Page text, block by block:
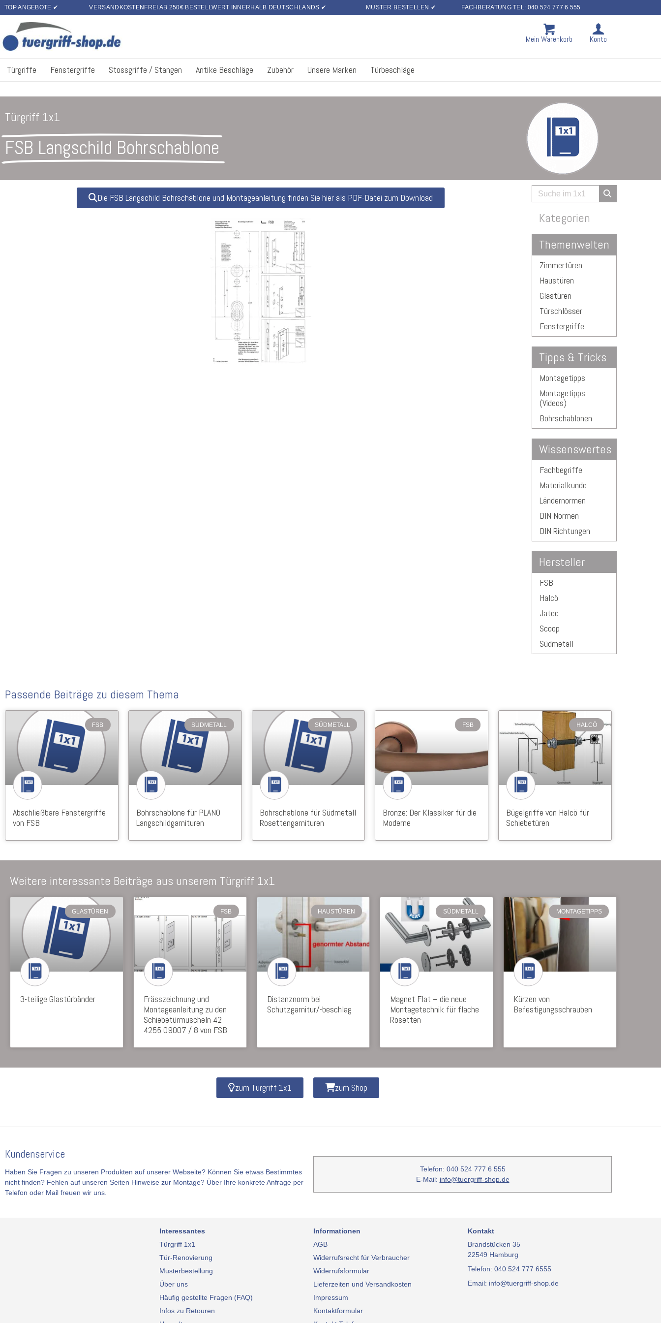
TOP ANGEBOTE ✔ VERSANDKOSTENFREI AB 250€ BESTELLWERT INNERHALB DEUTSCHLANDS ✔ MUSTER BESTELLEN ✔ FACHBERATUNG TEL: 040 524 777 6 555
Mein Warenkorb Konto
Türgriffe Fenstergriffe Stossgriffe / Stangen Antike Beschläge Zubehör Unsere Marken Türbeschläge
Türgriff 1x1
FSB Langschild Bohrschablone
Die FSB Langschild Bohrschablone und Montageanleitung finden Sie hier als PDF-Datei zum Download
Kategorien
Themenwelten
Zimmertüren
Haustüren
Glastüren
Türschlösser
Fenstergriffe
Tipps & Tricks
Montagetipps
Montagetipps
(Videos)
Bohrschablonen
Wissenswertes
Fachbegriffe
Materialkunde
Ländernormen
DIN Normen
DIN Richtungen
Hersteller
FSB
Halcö
Jatec
Scoop
Südmetall
Passende Beiträge zu diesem Thema
FSB
Abschließbare Fenstergriffe
von FSB
SÜDMETALL
Bohrschablone für PLANO
Langschildgarnituren
SÜDMETALL
Bohrschablone für Südmetall
Rosettengarnituren
FSB
Bronze: Der Klassiker für die
Moderne
HALCÖ
Bügelgriffe von Halcö für
Schiebetüren
Weitere interessante Beiträge aus unserem Türgriff 1x1
GLASTÜREN
3-teilige Glastürbänder
FSB
Frässzeichnung und
Montageanleitung zu den
Schiebetürmuscheln 42
4255 09007 / 8 von FSB
HAUSTÜREN
Distanznorm bei
Schutzgarnitur/-beschlag
SÜDMETALL
Magnet Flat – die neue
Montagetechnik für flache
Rosetten
MONTAGETIPPS
Kürzen von
Befestigungsschrauben
zum Türgriff 1x1 zum Shop
Kundenservice
Haben Sie Fragen zu unseren Produkten auf unserer Webseite? Können Sie etwas Bestimmtes
nicht finden? Fehlen auf unseren Seiten Hinweise zur Montage? Über Ihre konkrete Anfrage per
Telefon oder Mail freuen wir uns.
Telefon: 040 524 777 6 555
E-Mail: info@tuergriff-shop.de
Interessantes
Türgriff 1x1
Tür-Renovierung
Musterbestellung
Über uns
Häufig gestellte Fragen (FAQ)
Infos zu Retouren
Informationen
AGB
Widerrufsrecht für Verbraucher
Widerrufsformular
Lieferzeiten und Versandkosten
Impressum
Kontaktformular
Kontakt
Brandstücken 35
22549 Hamburg
Telefon: 040 524 777 6555
Email: info@tuergriff-shop.de